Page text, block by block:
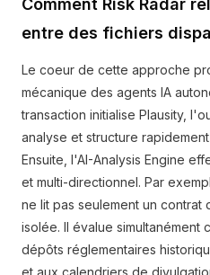
Comment Risk Radar
entre des fichiers
Le coeur de cette approche
mécanique des agents IA
transaction initialise Plausity,
analyse et structure
Ensuite, l'AI-Analysis Engine
et multi-directionnel. Par
ne lit pas seulement un contrat
isolée. Il évalue simultanément
dépôts réglementaires